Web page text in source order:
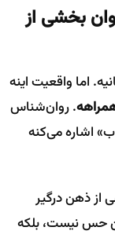
بخشی از
اما واقعیت اینه
. روان‌شناس
اشاره می‌کنه
از ذهن درگیر
حس نیست، بلکه